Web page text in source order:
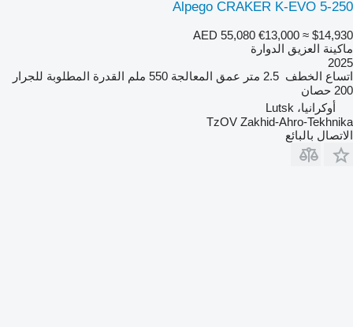
Alpego CRAKER K-EVO 5-250
AED 55,080 €13,000 ≈ $14,930
ماكينة العزيق الدوارة
2025
اتساع الخطف 2.5 متر عمق المعالجة 550 ملم
القدرة المطلوبة للجرار
200 حصان
أوكرانيا، Lutsk
TzOV Zakhid-Ahro-Tekhnika
الاتصال بالبائع